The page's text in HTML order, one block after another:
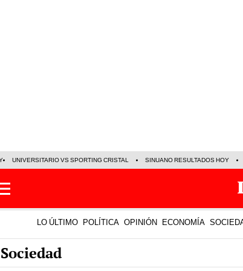
UNIVERSITARIO VS SPORTING CRISTAL SINUANO RESULTADOS HOY
LO ÚLTIMO POLÍTICA OPINIÓN ECONOMÍA
Sociedad